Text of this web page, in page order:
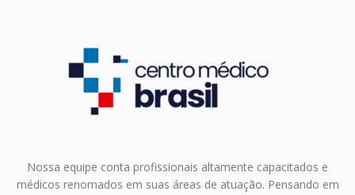
Nossa equipe conta profissionais altamente capacitados e
médicos renomados em suas áreas de atuação. Pensando em